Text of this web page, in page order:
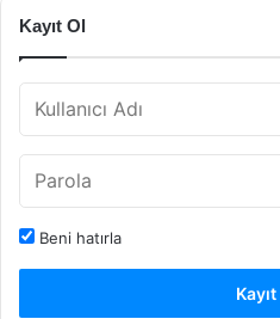
Kayıt Ol
Beni hatırla